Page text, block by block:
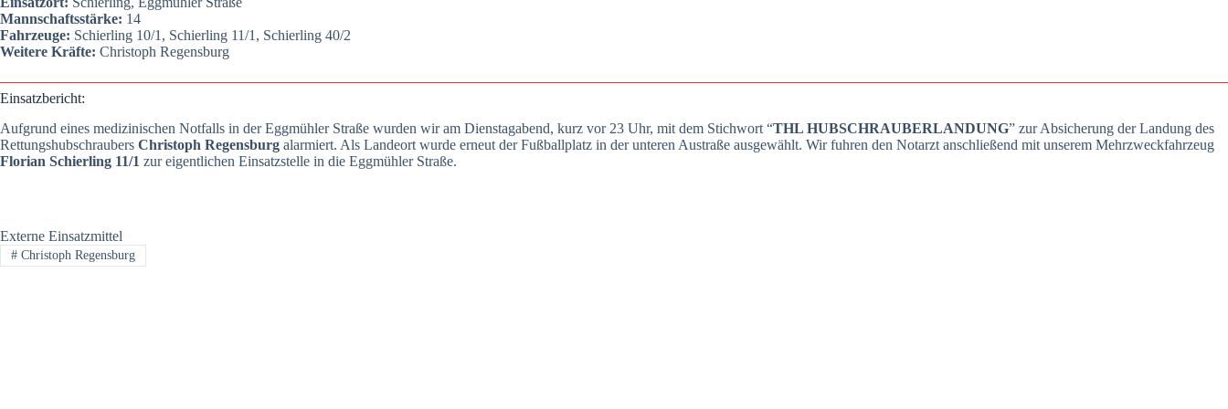
Mann­schafts­stär­ke: 14
Fahr­zeu­ge: Schier­ling 10/1, Schier­ling 11/1, Schier­ling 40/2
Wei­te­re Kräf­te: Chris­toph Regens­burg
Ein­satz­be­richt:
Auf­grund eines medi­zi­ni­schen Not­falls in der Egg­müh­ler Stra­ße wur­den wir am Diens­tag­abend, kurz vor 23 Uhr, mit dem Stich­wort “THL HUBSCHRAUBERLANDUNG” zur Absi­che­rung der Lan­dung des
Ret­tungs­hub­schrau­bers Chris­toph Regens­burg alar­miert. Als Lan­de­ort wur­de erneut der Fuß­ball­platz in der unte­ren Austra­ße aus­ge­wählt. Wir fuh­ren den Not­arzt anschlie­ßend mit unse­rem Mehr­zweck­fahr­zeug
Flo­ri­an Schier­ling 11/1 zur eigent­li­chen Ein­satz­stel­le in die Egg­müh­ler Stra­ße.
Externe Einsatzmittel
#Christoph Regensburg